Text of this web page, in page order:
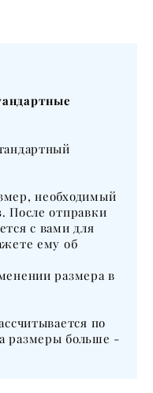
необходимый
После отправки
с вами для
ему об
размера в
по
размеры больше -